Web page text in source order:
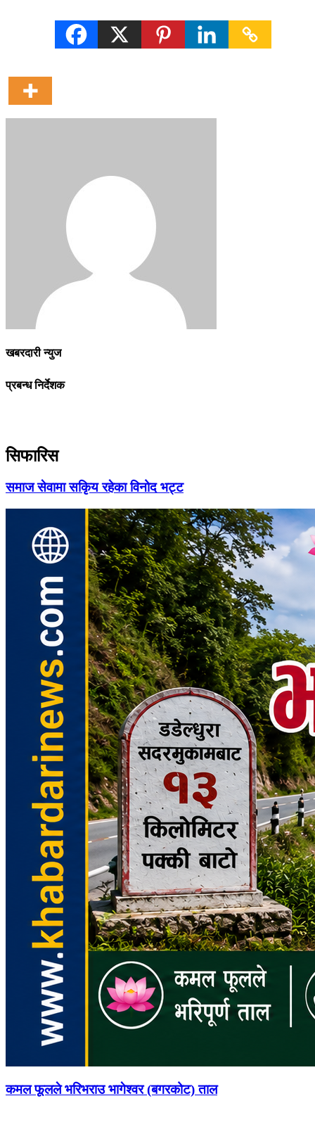
खबरदारी न्युज
प्रबन्ध निर्देशक
सिफारिस
समाज सेवामा सकिृय रहेका विनोद भट्ट
कमल फूलले भरिभराउ भागेश्वर (बगरकोट) ताल